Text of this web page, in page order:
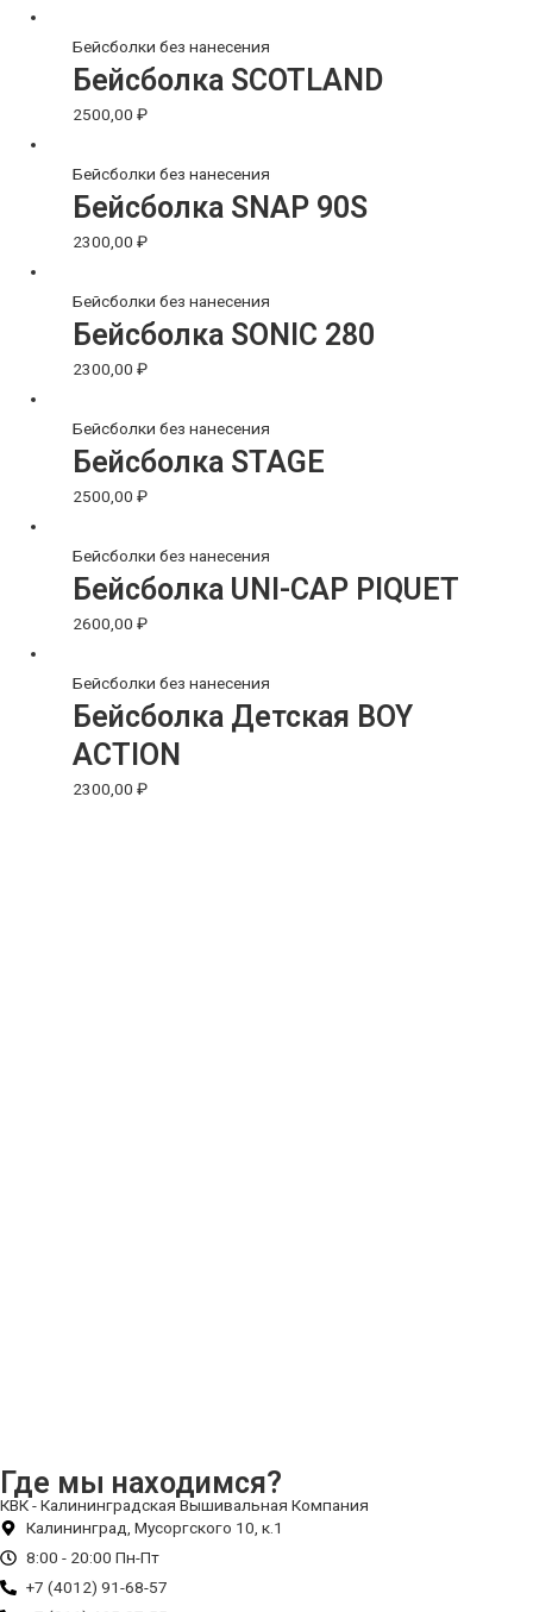
Бейсболки без нанесения
Бейсболка SCOTLAND
2500,00₽
Бейсболки без нанесения
Бейсболка SNAP 90S
2300,00₽
Бейсболки без нанесения
Бейсболка SONIC 280
2300,00₽
Бейсболки без нанесения
Бейсболка STAGE
2500,00₽
Бейсболки без нанесения
Бейсболка UNI-CAP PIQUET
2600,00₽
Бейсболки без нанесения
Бейсболка Детская BOY
ACTION
2300,00₽
Где мы находимся?
КВК - Калининградская Вышивальная Компания
Калининград, Мусоргского 10, к.1
8:00 - 20:00 Пн-Пт
+7 (4012) 91-68-57